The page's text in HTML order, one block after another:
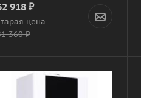
918₽
цена
360₽